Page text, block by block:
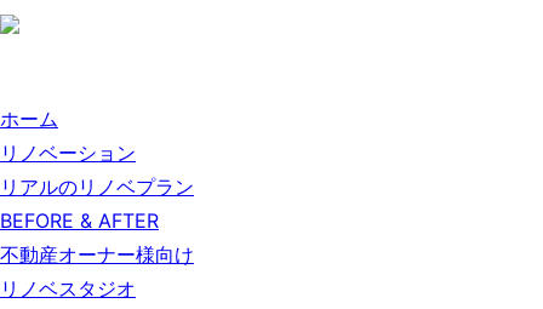
ホーム
リノベーション
リアルのリノベプラン
BEFORE & AFTER
不動産オーナー様向け
リノベスタジオ